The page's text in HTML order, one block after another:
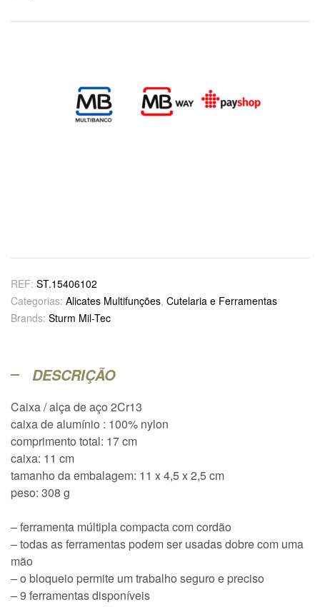
REF: ST.15406102
Categorias: Alicates Multifunções, Cutelaria e Ferramentas
Brands: Sturm Mil-Tec
DESCRIÇÃO
Caixa / alça de aço 2Cr13
caixa de alumínio : 100% nylon
comprimento total: 17 cm
caixa: 11 cm
tamanho da embalagem: 11 x 4,5 x 2,5 cm
peso: 308 g
– ferramenta múltipla compacta com cordão
– todas as ferramentas podem ser usadas dobre com uma
mão
– o bloqueio permite um trabalho seguro e preciso
– 9 ferramentas disponíveis